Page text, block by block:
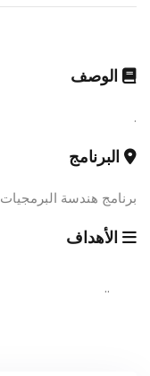
الوصف
.
البرنامج
برنامج هندسة البرمجيات
الأهداف
..